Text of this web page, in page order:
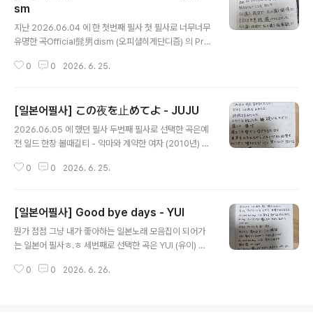
sm
지난 2026.06.04 에 한 첫번째 필사 첫 필사로 너무너무
유명한 곡Official髭男dism (오피셜히게단디즘) 의 Pret
h?v=TQ8WlA2GXbk[가사] 君とのラブストーリー
ーリーそれはいつも通り慣れてしまえば悪くはない
けど君とのロマンスは人生柄続きはしないことを知
ったもっと違う設定でもっと違う関係で出会える
う価値観で愛を伝えられたらいいなそう願っても無
で痛いや いやでも甘いな いやいやグッバイそれじゃ
も..
0 0 2026. 6. 25.
[일본어필사] この夜を止めてよ - JUJU
2026.06.05 에 했던 필사 두번째 필사로 선택한 곡은예
전 일드 한창 볼때길티 - 악마와 계약한 여자 (2010년) O
래 좋아서 엄청엄청 들었던 기억이 있던 곡이라 생각나서
e.com/watch?v=SeN_abzRnkI [가사]「愛してる」っ
ていうあなたの言葉は「さよなら」よりも哀しいこれ
以上 何も言わなくていいだから この夜を止めてよ
傷つけ 傷つき痛みこそ愛だと 信じてきた日々声を
0 0 2026. 6. 25.
[일본어필사] Good bye days - YUI
뭔가 점점 그냥 내가 좋아하는 일본노래 모음집이 되어가
는 일본어 필사ㅎ.ㅎ 세번째로 선택한 곡은 YUI (유이) 의
태양의 노래 OST 로 수록된 곡으로실제 영화에서 주인공
0 0 2026. 6. 26.